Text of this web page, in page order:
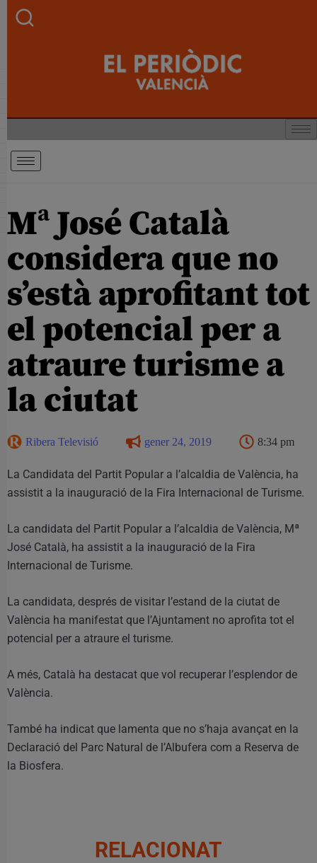
Mª José Català
considera que no
s’està aprofitant tot
el potencial per a
atraure turisme a
la ciutat
Ribera Televisió gener 24, 2019 8:34 pm
La Candidata del Partit Popular a l’alcaldia de València, ha
assistit a la inauguració de la Fira Internacional de Turisme.
La candidata del Partit Popular a l’alcaldia de València, Mª
José Català, ha assistit a la inauguració de la Fira
Internacional de Turisme.
La candidata, després de visitar l’estand de la ciutat de
València ha manifestat que l’Ajuntament no aprofita tot el
potencial per a atraure el turisme.
A més, Català ha destacat que vol recuperar l’esplendor de
València.
També ha indicat que lamenta que no s’haja avançat en la
Declaració del Parc Natural de l’Albufera com a Reserva de
la Biosfera.
RELACIONAT